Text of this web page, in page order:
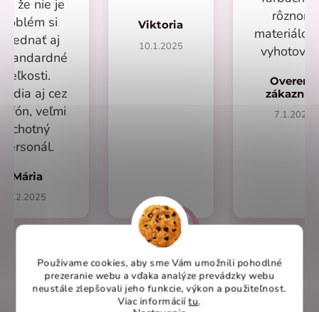
Použivame cookies, aby sme Vám umožnili pohodlné
prezeranie webu a vďaka analýze prevádzky webu
neustále zlepšovali jeho funkcie, výkon a použiteľnost.
Viac informáciítu.
že nie je
si
aj
veľkosti.
aj cez
veľmi
ochotný
personál.
Mária
1.2.2025
Viktoria
10.1.2025
rôznom
Overený
7.1.2025
Overené recenzie na heureka.sk